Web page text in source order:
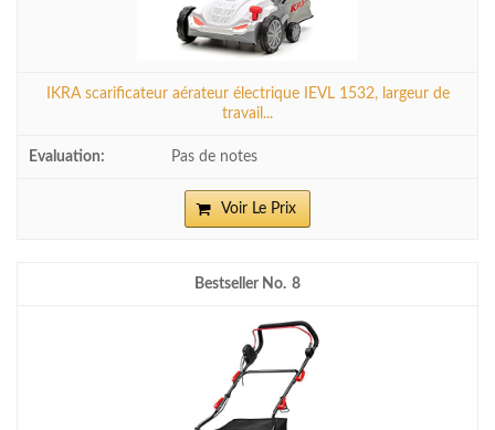
IKRA scarificateur aérateur électrique IEVL 1532, largeur de
travail...
Pas de notes
Voir Le Prix
8